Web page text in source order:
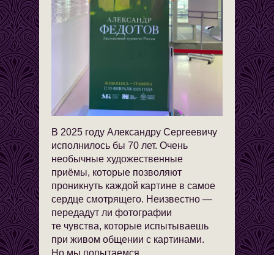
В 2025 году Александру Сергеевичу
исполнилось бы 70 лет. Очень
необычные художественные
приёмы, которые позволяют
проникнуть каждой картине в самое
сердце смотрящего. Неизвестно —
передадут ли фотографии
те чувства, которые испытываешь
при живом общении с картинами.